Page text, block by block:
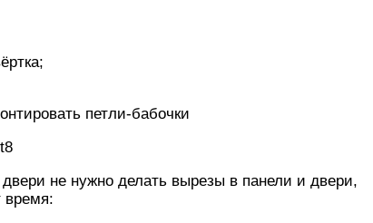
петли-бабочки
не нужно делать вырезы в панели и двери,
время: